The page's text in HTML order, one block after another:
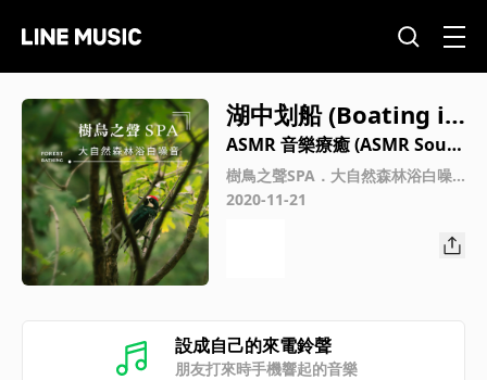
湖中划船 (Boating in
the lake)
ASMR 音樂療癒 (ASMR Soun
d)
樹鳥之聲SPA．大自然森林浴白噪
音 (Forest Bathing)
2020-11-21
設成自己的來電鈴聲
朋友打來時手機響起的音樂